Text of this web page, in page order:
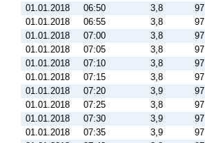
01.01.2018
06:50 3,8 97
01.01.2018
06:55 3,8 97
01.01.2018
07:00 3,8 97
01.01.2018
07:05 3,8 97
01.01.2018
07:10 3,8 97
01.01.2018
07:15 3,8 97
01.01.2018
07:20 3,9 97
01.01.2018
07:25 3,8 97
01.01.2018
07:30 3,9 97
01.01.2018
07:35 3,9 97